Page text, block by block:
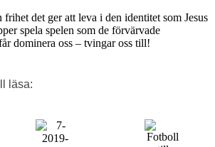
det ger att leva i den identitet som Jesus
spela spelen som de förvärvade
dominera oss – tvingar oss till!
läsa: